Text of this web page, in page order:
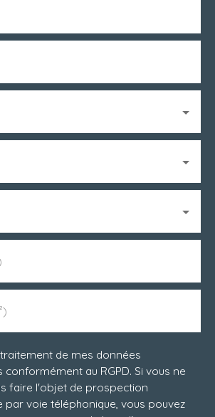
de mes données
conformément au RGPD. Si vous ne
faire l'objet de prospection
par voie téléphonique, vous pouvez